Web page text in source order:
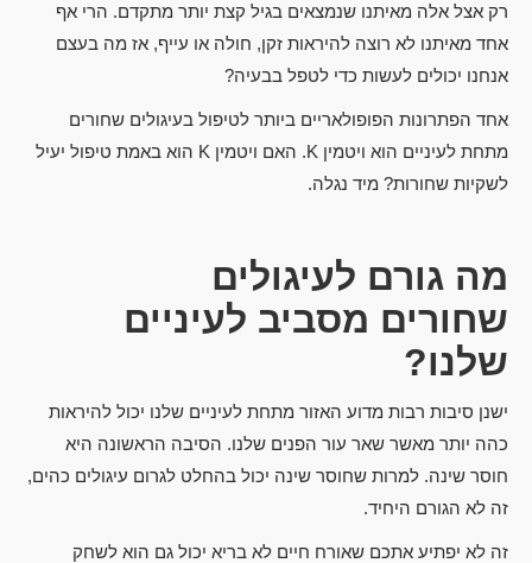
רק אצל אלה מאיתנו שנמצאים בגיל קצת יותר מתקדם. הרי אף
אחד מאיתנו לא רוצה להיראות זקן, חולה או עייף, אז מה בעצם
אנחנו יכולים לעשות כדי לטפל בבעיה?
אחד הפתרונות הפופולאריים ביותר לטיפול בעיגולים שחורים
מתחת לעיניים הוא ויטמין K. האם ויטמין K הוא באמת טיפול יעיל
לשקיות שחורות? מיד נגלה.
מה גורם לעיגולים
שחורים מסביב לעיניים
שלנו?
ישנן סיבות רבות מדוע האזור מתחת לעיניים שלנו יכול להיראות
כהה יותר מאשר שאר עור הפנים שלנו. הסיבה הראשונה היא
חוסר שינה. למרות שחוסר שינה יכול בהחלט לגרום עיגולים כהים,
זה לא הגורם היחיד.
זה לא יפתיע אתכם שאורח חיים לא בריא יכול גם הוא לשחק